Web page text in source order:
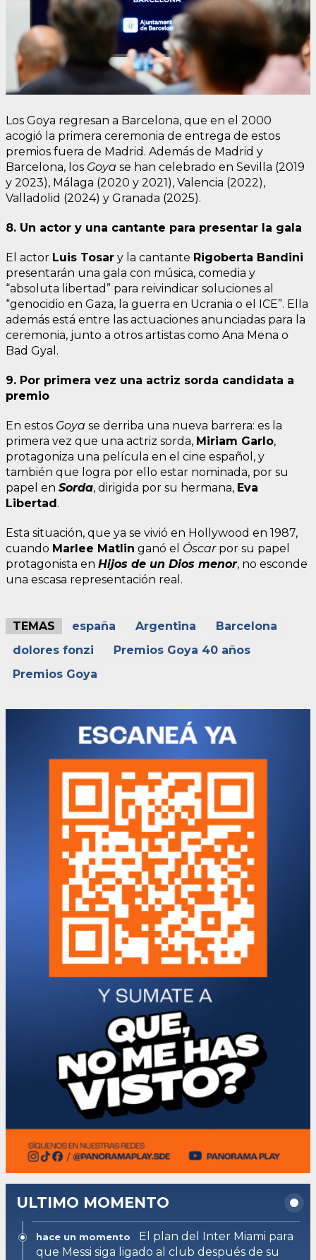
Los Goya regresan a Barcelona, que en el 2000
acogió la primera ceremonia de entrega de estos
premios fuera de Madrid. Además de Madrid y
Barcelona, los Goya se han celebrado en Sevilla (2019
y 2023), Málaga (2020 y 2021), Valencia (2022),
Valladolid (2024) y Granada (2025).
8. Un actor y una cantante para presentar la gala
El actor Luis Tosar y la cantante Rigoberta Bandini
presentarán una gala con música, comedia y
“absoluta libertad” para reivindicar soluciones al
“genocidio en Gaza, la guerra en Ucrania o el ICE”. Ella
además está entre las actuaciones anunciadas para la
ceremonia, junto a otros artistas como Ana Mena o
Bad Gyal.
9. Por primera vez una actriz sorda candidata a
premio
En estos Goya se derriba una nueva barrera: es la
primera vez que una actriz sorda, Miriam Garlo,
protagoniza una película en el cine español, y
también que logra por ello estar nominada, por su
papel en Sorda, dirigida por su hermana, Eva
Libertad.
Esta situación, que ya se vivió en Hollywood en 1987,
cuando Marlee Matlin ganó el Óscarpor su papel
protagonista en Hijos de un Dios menor, no esconde
una escasa representación real.
TEMAS españa Argentina
Barcelona
dolores fonzi
Premios Goya 40 años
Premios Goya
ULTIMO MOMENTO
hace un momento
El plan del Inter Miami para
que Messi siga ligado al club después de su